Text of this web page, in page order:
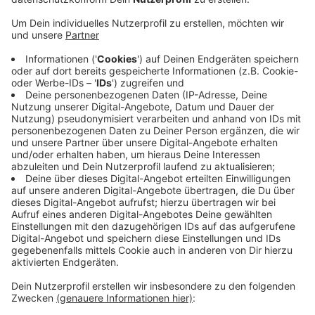
Anzeige
Der Brand in der Nähe der Leverkusener Tafel in einem
leerstehenden Gebäude gemeldet worden. Die
Einsatzkräfte konnten den Brand glücklicherweise
schnell unter Kontrolle bringen. Nach 20 Minuten
liefen bereits die Nachlöscharbeiten.
Über den entstandenen Schaden lässt sich zum
jetzigen Zeitpunkt noch nichts sagen. Die
ursprüngliche Vermutung, dass noch Personen im
Gebäude seien könnten, bestätigte sich nicht.
Insgesamt waren 43 Einsatzkräfte im Einsatz.
Anzeige